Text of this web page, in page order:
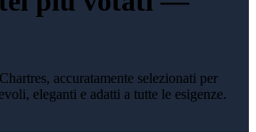
accuratamente selezionati per
eleganti e adatti a tutte le esigenze.